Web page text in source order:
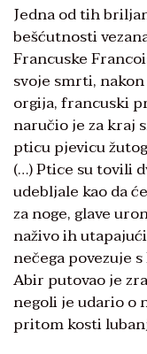
Jedna od tih
bešćutnosti
Francuske
svoje smrti,
orgija, francuski
naručio je za kraj
pticu pjevicu
(…) Ptice su tovili
udebljale kao da
za noge, glave
naživo ih
nečega povezuje
Abir putovao je
negoli je udario o
pritom kosti